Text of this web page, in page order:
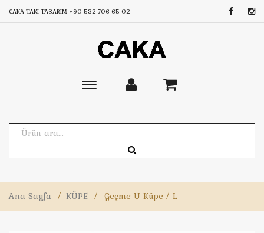
CAKA TAKI TASARIM +90 532 706 65 02
Toggle
Ana Sayfa / KÜPE / Geçme U Küpe / L